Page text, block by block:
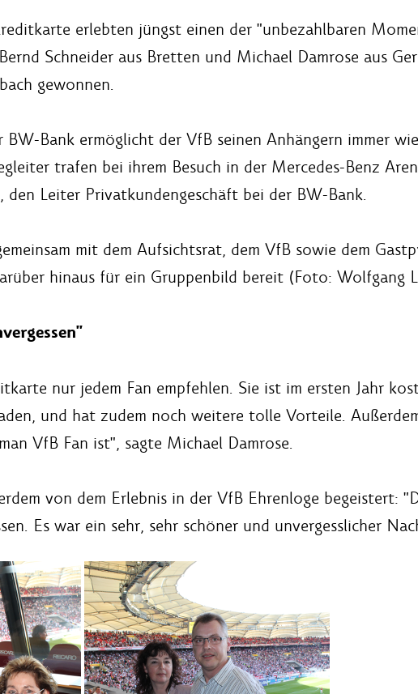
erlebten jüngst einen der "unbezahlbaren
Schneider aus Bretten und Michael Damrose aus
gewonnen.
Bank ermöglicht der VfB seinen Anhängern immer
trafen bei ihrem Besuch in der Mercedes-Benz
den Leiter Privatkundengeschäft bei der BW-Bank.
mit dem Aufsichtsrat, dem VfB sowie dem
hinaus für ein Gruppenbild bereit (Foto: Wolfgang
nur jedem Fan empfehlen. Sie ist im ersten Jahr
und hat zudem noch weitere tolle Vorteile.
VfB Fan ist", sagte Michael Damrose.
von dem Erlebnis in der VfB Ehrenloge begeistert:
Es war ein sehr, sehr schöner und unvergesslicher